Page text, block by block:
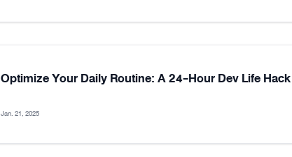
Optimize Your Daily Routine: A 24-Hour Dev Life Hack
Jan. 21, 2025